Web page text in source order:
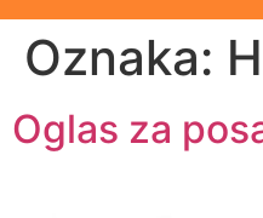
Oznaka:
Oglas za